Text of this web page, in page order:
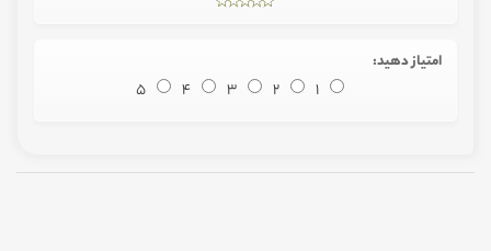
امتیاز دهید:
1
2
3
4
5